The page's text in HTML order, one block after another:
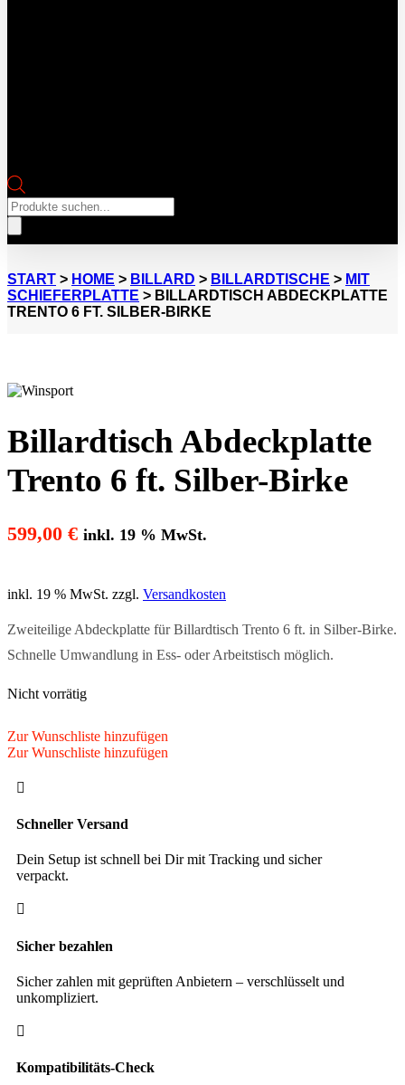
Products
search
START > HOME > BILLARD > BILLARDTISCHE > MIT
SCHIEFERPLATTE > BILLARDTISCH ABDECKPLATTE
TRENTO 6 FT. SILBER-BIRKE
Billardtisch Abdeckplatte
Trento 6 ft. Silber-Birke
599,00 € inkl. 19 % MwSt.
inkl. 19 % MwSt. zzgl. Versandkosten
Zweiteilige Abdeckplatte für Billardtisch Trento 6 ft. in Silber-Birke.
Schnelle Umwandlung in Ess- oder Arbeitstisch möglich.
Nicht vorrätig
Zur Wunschliste hinzufügen
Zur Wunschliste hinzufügen

Schneller Versand
Dein Setup ist schnell bei Dir mit Tracking und sicher
verpackt.

Sicher bezahlen
Sicher zahlen mit geprüften Anbietern – verschlüsselt und
unkompliziert.

Kompatibilitäts-Check